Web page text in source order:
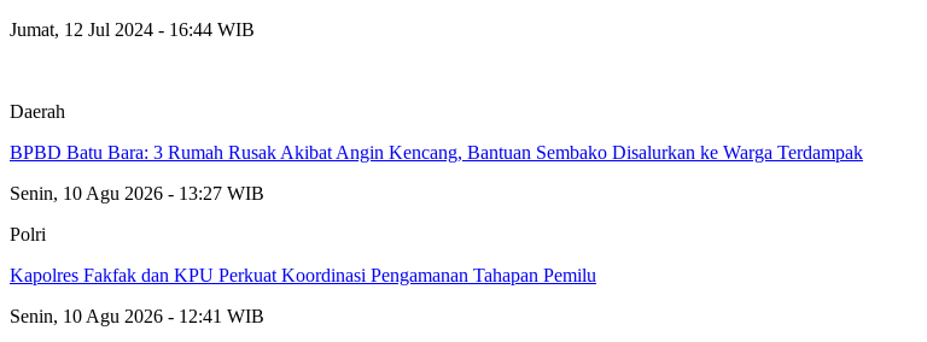
Jumat, 12 Jul 2024 - 16:44 WIB
Daerah
BPBD Batu Bara: 3 Rumah Rusak Akibat Angin Kencang, Bantuan Sembako Disalurkan ke Warga Terdampak
Senin, 10 Agu 2026 - 13:27 WIB
Polri
Kapolres Fakfak dan KPU Perkuat Koordinasi Pengamanan Tahapan Pemilu
Senin, 10 Agu 2026 - 12:41 WIB